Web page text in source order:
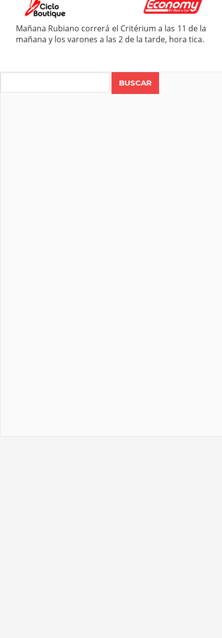
Mañana Rubiano correrá el Critérium a las 11 de la
mañana y los varones a las 2 de la tarde, hora tica.